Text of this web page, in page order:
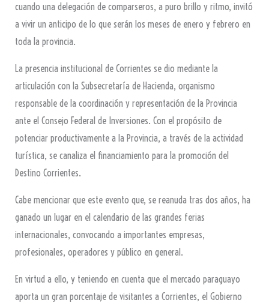
cuando una delegación de comparseros, a puro brillo y ritmo, invitó
a vivir un anticipo de lo que serán los meses de enero y febrero en
toda la provincia.
La presencia institucional de Corrientes se dio mediante la
articulación con la Subsecretaría de Hacienda, organismo
responsable de la coordinación y representación de la Provincia
ante el Consejo Federal de Inversiones. Con el propósito de
potenciar productivamente a la Provincia, a través de la actividad
turística, se canaliza el financiamiento para la promoción del
Destino Corrientes.
Cabe mencionar que este evento que, se reanuda tras dos años, ha
ganado un lugar en el calendario de las grandes ferias
internacionales, convocando a importantes empresas,
profesionales, operadores y público en general.
En virtud a ello, y teniendo en cuenta que el mercado paraguayo
aporta un gran porcentaje de visitantes a Corrientes, el Gobierno